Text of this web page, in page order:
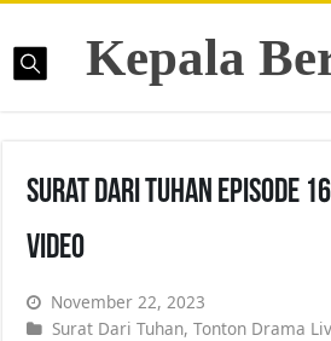
Kepala
Surat Dari Tuhan Episode
Video
November 22, 2023
Surat Dari Tuhan,Tonton Drama